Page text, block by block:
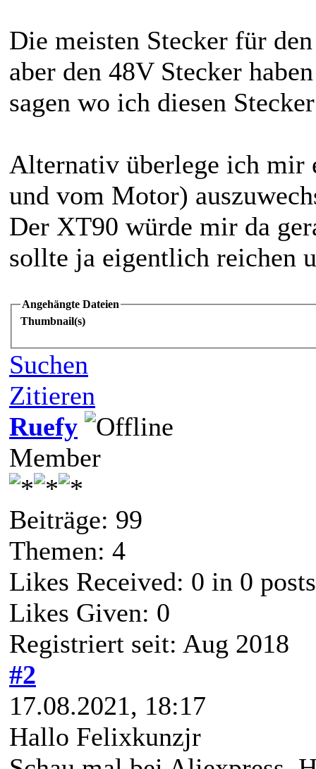
Die meisten Stecker für
aber den 48V Stecker
sagen wo ich diesen
Alternativ überlege ich mir
und vom Motor)
Der XT90 würde mir da
sollte ja eigentlich reichen
Angehängte Dateien
Thumbnail(s)
Suchen
Zitieren
Ruefy
Member
Beiträge: 99
Themen: 4
Likes Received: 0 in 0 posts
Likes Given: 0
Registriert seit: Aug 2018
#2
17.08.2021, 18:17
Hallo Felixkunzjr